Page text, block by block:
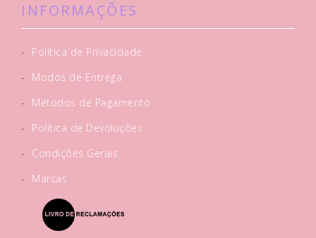
INFORMAÇÕES
-
Política de Privacidade
-
Modos de Entrega
-
Métodos de Pagamento
-
Política de Devoluções
-
Condições Gerais
-
Marcas